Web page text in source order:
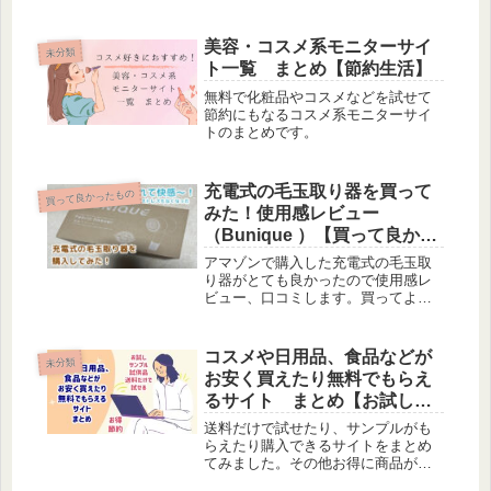
未分類
美容・コスメ系モニターサイ
ト一覧 まとめ【節約生活】
無料で化粧品やコスメなどを試せて
節約にもなるコスメ系モニターサイ
トのまとめです。
買って良かったもの
充電式の毛玉取り器を買って
みた！使用感レビュー
（Bunique ）【買って良かっ
たもの】
アマゾンで購入した充電式の毛玉取
り器がとても良かったので使用感レ
ビュー、口コミします。買ってよか
未分類
コスメや日用品、食品などが
お安く買えたり無料でもらえ
るサイト まとめ【お試し・
節約・試供品・サンプル】
送料だけで試せたり、サンプルがも
らえたり購入できるサイトをまとめ
てみました。その他お得に商品が買